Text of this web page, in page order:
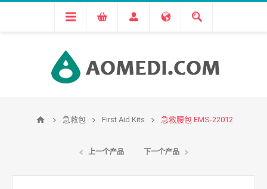
急救包 First Aid Kits 急救腰包 EMS-22012
上一个产品 下一个产品